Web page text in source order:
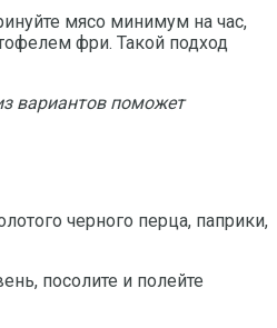
мясо минимум на час,
фри. Такой подход
вариантов поможет
черного перца, паприки,
посолите и полейте